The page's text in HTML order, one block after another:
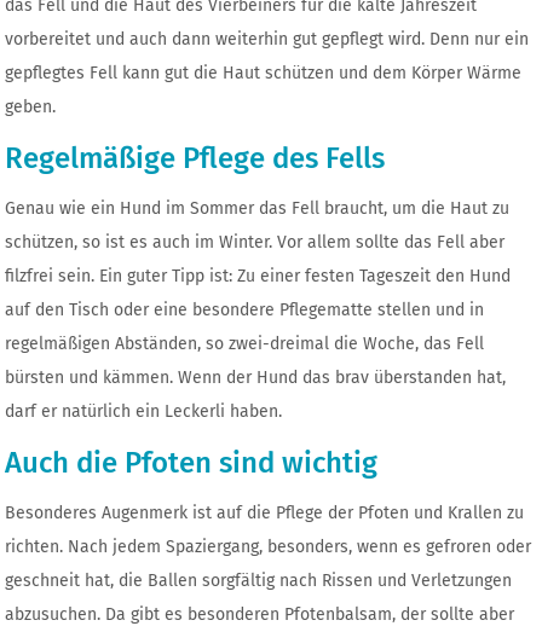
das Fell und die Haut des Vierbeiners für die kalte Jahreszeit
vorbereitet und auch dann weiterhin gut gepflegt wird. Denn nur ein
gepflegtes Fell kann gut die Haut schützen und dem Körper Wärme
geben.
Regelmäßige Pflege des Fells
Genau wie ein Hund im Sommer das Fell braucht, um die Haut zu
schützen, so ist es auch im Winter. Vor allem sollte das Fell aber
filzfrei sein. Ein guter Tipp ist: Zu einer festen Tageszeit den Hund
auf den Tisch oder eine besondere Pflegematte stellen und in
regelmäßigen Abständen, so zwei-dreimal die Woche, das Fell
bürsten und kämmen. Wenn der Hund das brav überstanden hat,
darf er natürlich ein Leckerli haben.
Auch die Pfoten sind wichtig
Besonderes Augenmerk ist auf die Pflege der Pfoten und Krallen zu
richten. Nach jedem Spaziergang, besonders, wenn es gefroren oder
geschneit hat, die Ballen sorgfältig nach Rissen und Verletzungen
abzusuchen. Da gibt es besonderen Pfotenbalsam, der sollte aber